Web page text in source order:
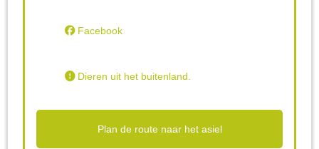
Facebook
Dieren uit het buitenland.
Plan de route naar het asiel